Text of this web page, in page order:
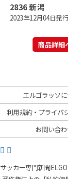
2836 新潟
2023年12月04日発行
商品詳細
エルゴラッソ
利用規約・プライバ
お問い合
サッカー専門新聞